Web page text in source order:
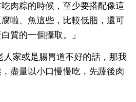
肉粽的時候，至少要搭配像這
啦、魚這些，比較低脂，還可
質的一個攝取。」
人家或是腸胃道不好的話，那我
盡量以小口慢慢吃，先蔬後肉